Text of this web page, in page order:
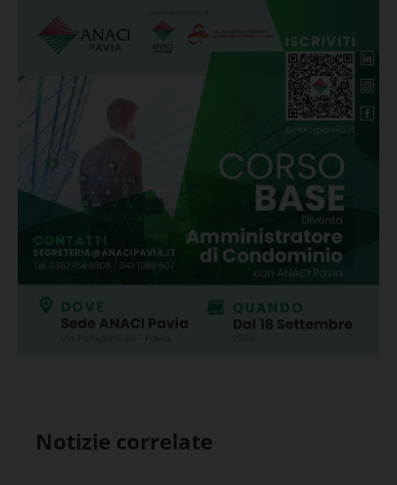
Notizie correlate